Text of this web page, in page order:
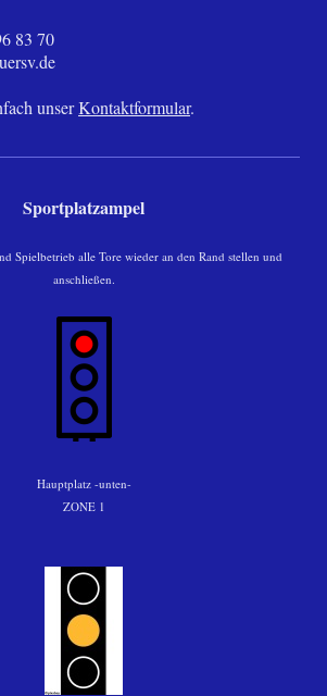
83 70
unserKontaktformular.
Sportplatzampel
Spielbetrieb alle Tore wieder an den Rand stellen und
anschließen.
Hauptplatz -unten-
ZONE 1